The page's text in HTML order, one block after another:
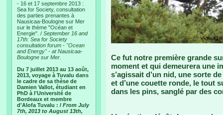
- 16 et 17 septembre 2013 :
Sea for Society, consultation
des parties prenantes à
Nausicaa-Boulogne sur Mer
sur le thème "Océan et
Energie". / September 16 and
17th: Sea for Society
consultation forum - "Ocean
and Energy" - at Nausicaa-
Boulogne sur Mer.
Du 7 juillet 2013 au 13 août,
2013, voyage à Tuvalu dans
le cadre de sa thèse de
Damien Vallot, étudiant en
PhD à l'Université de
Bordeaux et membre
d'Alofa Tuvalu : / From July
7th, 2013 to August 13th,
Ce fut notre première grande
moment et qui demeurera une
s’agissait d’un nid, une sorte
et d’une couette ronde, le tout
dans les pins, sanglé par des